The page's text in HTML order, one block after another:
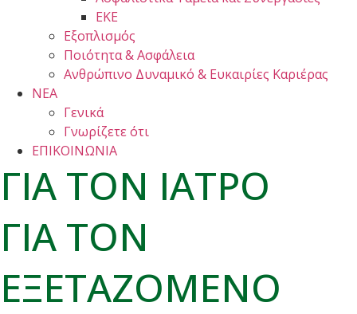
ΕΚΕ
Εξοπλισμός
Ποιότητα & Ασφάλεια
Ανθρώπινο Δυναμικό & Ευκαιρίες Καριέρας
ΝΕΑ
Γενικά
Γνωρίζετε ότι
ΕΠΙΚΟΙΝΩΝΙΑ
ΓΙΑ ΤΟΝ ΙΑΤΡΟ
ΓΙΑ ΤΟΝ
ΕΞΕΤΑΖΟΜΕΝΟ